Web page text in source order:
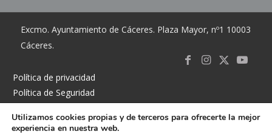
Excmo. Ayuntamiento de Cáceres. Plaza Mayor, nº1 10003
Cáceres.
Política de privacidad
Política de Seguridad
Accesibilidad
Utilizamos cookies propias y de terceros para ofrecerte la mejor
experiencia en nuestra web.